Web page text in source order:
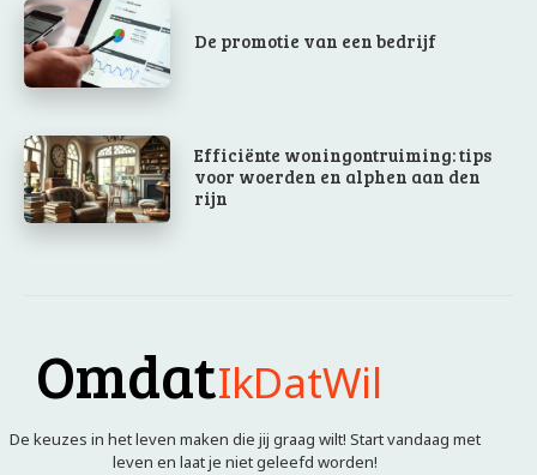
De promotie van een bedrijf
Efficiënte woningontruiming: tips
voor woerden en alphen aan den
rijn
OmdatIkDatWil
De keuzes in het leven maken die jij graag wilt! Start vandaag met
leven en laat je niet geleefd worden!